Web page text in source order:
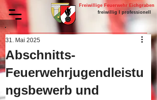
Freiwillige Feuerwehr Eichgraben
freiwillig I professionell
Abschnitts-
Feuerwehrjugendleistu
ngsbewerb und
31. Mai 2025